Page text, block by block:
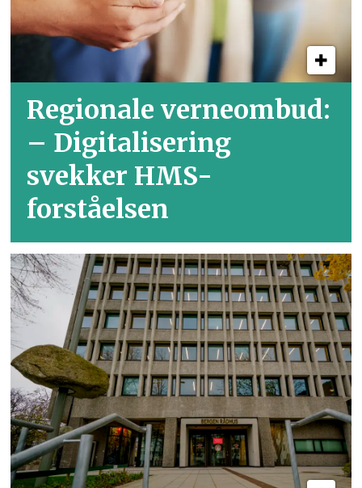
Regionale verneombud:
– Digitalisering
svekker HMS-
forståelsen